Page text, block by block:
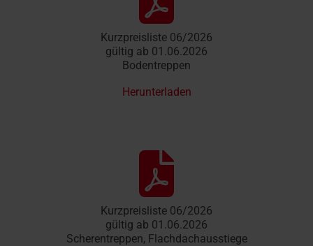
Kurzpreisliste 06/2026
gültig ab 01.06.2026
Bodentreppen
Herunterladen
Kurzpreisliste 06/2026
gültig ab 01.06.2026
Scherentreppen, Flachdachausstiege